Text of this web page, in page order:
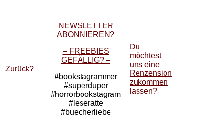
Zurück?
NEWSLETTER
ABONNIEREN?
– FREEBIES
GEFÄLLIG? –
#bookstagrammer
#superduper
#horrorbookstagram
#leseratte
#buecherliebe
Du
möchtest
uns eine
Renzension
zukommen
lassen?